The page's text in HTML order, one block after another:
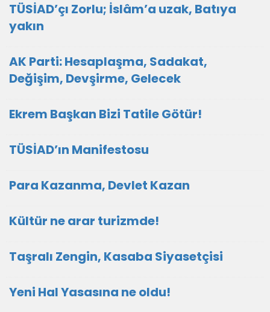
TÜSİAD’çı Zorlu; İslâm’a uzak, Batıya
yakın
AK Parti: Hesaplaşma, Sadakat,
Değişim, Devşirme, Gelecek
Ekrem Başkan Bizi Tatile Götür!
TÜSİAD’ın Manifestosu
Para Kazanma, Devlet Kazan
Kültür ne arar turizmde!
Taşralı Zengin, Kasaba Siyasetçisi
Yeni Hal Yasasına ne oldu!